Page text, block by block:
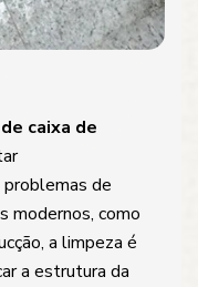
caixa de
de
modernos, como
a limpeza é
a estrutura da